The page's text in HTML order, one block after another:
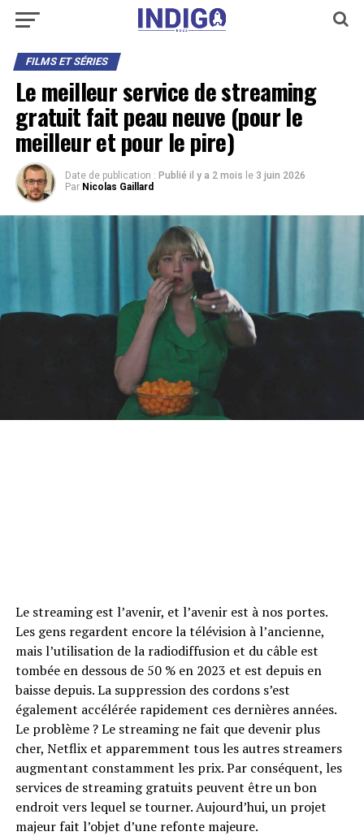
FILMS ET SÉRIES
Le meilleur service de streaming
gratuit fait peau neuve (pour le
meilleur et pour le pire)
Date de publication : Publié il y a 2 mois le 3 juin 2026
Par Nicolas Gaillard
Le streaming est l’avenir, et l’avenir est à nos portes.
Les gens regardent encore la télévision à l’ancienne,
mais l’utilisation de la radiodiffusion et du câble est
tombée en dessous de 50 % en 2023 et est depuis en
baisse depuis. La suppression des cordons s’est
également accélérée rapidement ces dernières années.
Le problème ? Le streaming ne fait que devenir plus
cher, Netflix et apparemment tous les autres streamers
augmentant constamment les prix. Par conséquent, les
services de streaming gratuits peuvent être un bon
endroit vers lequel se tourner. Aujourd’hui, un projet
majeur fait l’objet d’une refonte majeure.